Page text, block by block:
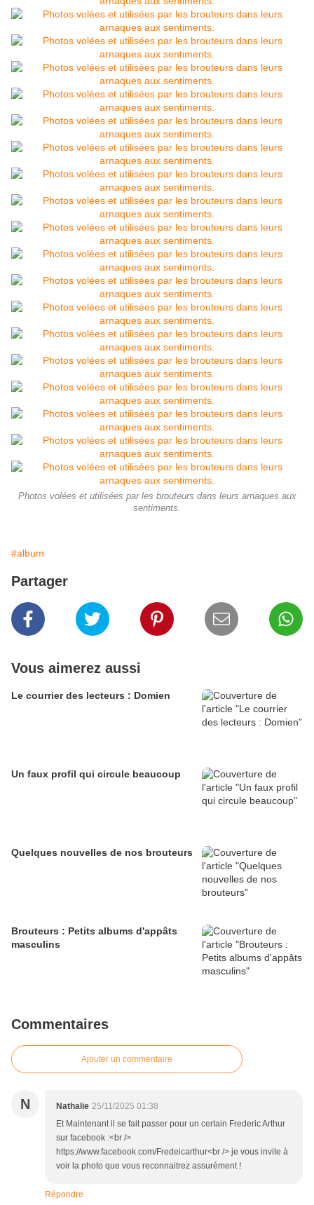
Photos volées et utilisées par les brouteurs dans leurs arnaques aux
sentiments.
#album
Partager
Vous aimerez aussi
Le courrier des lecteurs : Domien
Un faux profil qui circule beaucoup
Quelques nouvelles de nos brouteurs
Brouteurs : Petits albums d'appâts
masculins
Commentaires
Ajouter un commentaire
N Nathalie 25/11/2025 01:38
Et Maintenant il se fait passer pour un certain Frederic Arthur
sur facebook :<br />
https://www.facebook.com/Fredeicarthur<br /> je vous invite à
voir la photo que vous reconnaitrez assurément !
Répondre